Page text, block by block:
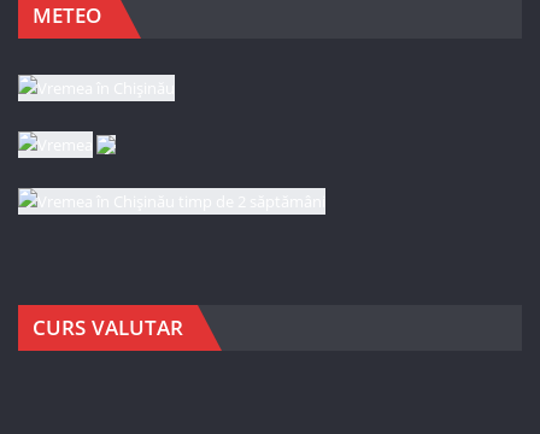
METEO
CURS VALUTAR